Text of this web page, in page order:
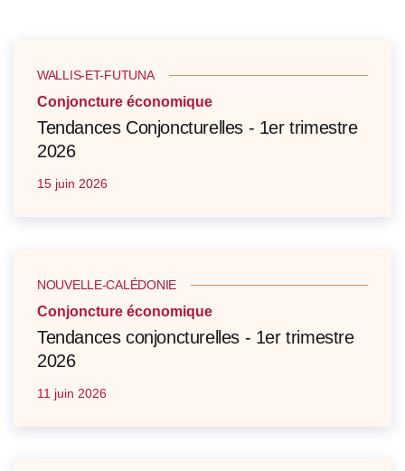
WALLIS-ET-FUTUNA
Conjoncture économique
Tendances Conjoncturelles - 1er trimestre
2026
15 juin 2026
NOUVELLE-CALÉDONIE
Conjoncture économique
Tendances conjoncturelles - 1er trimestre
2026
11 juin 2026